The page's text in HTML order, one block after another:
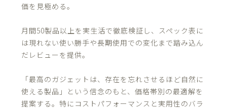
価を見極める。
月間50製品以上を実生活で徹底検証し、スペック表に
は現れない使い勝手や長期使用での変化まで踏み込ん
だレビューを提供。
「最高のガジェットは、存在を忘れさせるほど自然に
使える製品」という信念のもと、価格帯別の最適解を
提案する。特にコストパフォーマンスと実用性のバラ